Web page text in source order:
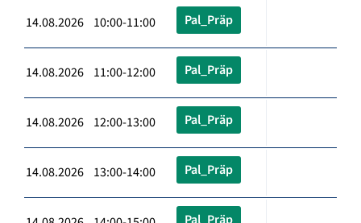
14.08.2026 10:00-11:00 Pal_Präp
14.08.2026 11:00-12:00 Pal_Präp
14.08.2026 12:00-13:00 Pal_Präp
14.08.2026 13:00-14:00 Pal_Präp